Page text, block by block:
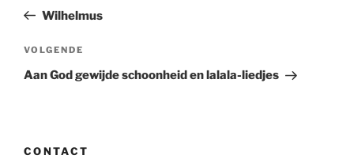
bericht
Wilhelmus
Volgend
bericht
VOLGENDE
Aan God gewijde schoonheid en lalala-liedjes
CONTACT